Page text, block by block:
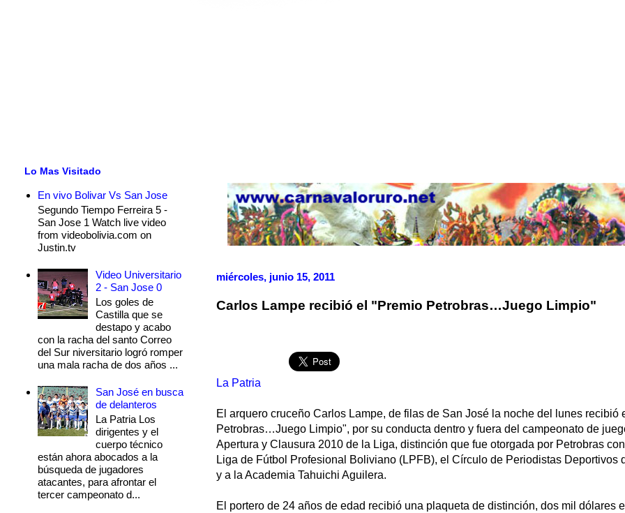
miércoles, junio 15, 2011
Carlos Lampe recibió el "Premio Petrobras…Juego Limpio"
La Patria
El arquero cruceño Carlos Lampe, de filas de San José la noche del lunes recibió
Petrobras…Juego Limpio", por su conducta dentro y fuera del campeonato de
Apertura y Clausura 2010 de la Liga, distinción que fue otorgada por Petrobras
Liga de Fútbol Profesional Boliviano (LPFB), el Círculo de Periodistas Deportivos
y a la Academia Tahuichi Aguilera.
El portero de 24 años de edad recibió una plaqueta de distinción, dos mil dólares
Lo Mas Visitado
En vivo Bolivar Vs San Jose
Segundo Tiempo Ferreira 5 -
San Jose 1 Watch live video
from videobolivia.com on
Justin.tv
Video Universitario
2 - San Jose 0
Los goles de
Castilla que se
destapo y acabo
con la racha del santo Correo
del Sur niversitario logró romper
una mala racha de dos años ...
San José en busca
de delanteros
La Patria Los
dirigentes y el
cuerpo técnico
están ahora abocados a la
búsqueda de jugadores
atacantes, para afrontar el
tercer campeonato d...